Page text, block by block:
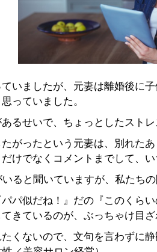
ていましたが、元妻は離婚後に
っていました。
るせいで、ちょっとしたストレ
がったという元妻は、別れた
けでなくコメントまでして、
ると聞いていますが、私たち
パ似だね！』だの『このくら
きているのが、ぶっちゃけ目
くないので、文句を言わずに